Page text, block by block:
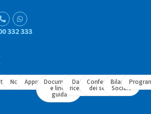
332 333
NormativaApprofondimenti
Documenti
e linee
guida
Dati e
ricerche
Conferenza
dei servizi
Bilancio
Sociale